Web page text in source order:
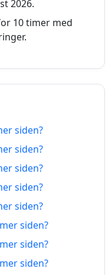
02.08.2026
na
02.08.2026
na
02.08.2026
na
02.08.2026
2026.
10 timer med
siden?
siden?
siden?
siden?
siden?
siden?
siden?
siden?